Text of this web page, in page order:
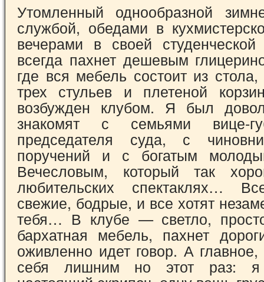
Утомленный однообразной
службой, обедами в
вечерами в своей студенческой
всегда пахнет дешевым
где вся мебель состоит из стола,
трех стульев и плетеной
возбужден клубом. Я был
знакомят с семьями вице-
председателя суда, с
поручений и с богатым
Вечесловым, который так
любительских спектаклях…
свежие, бодрые, и все хотят
тебя… В клубе — светло,
бархатная мебель, пахнет
оживленно идет говор. А
себя лишним но этот раз: я